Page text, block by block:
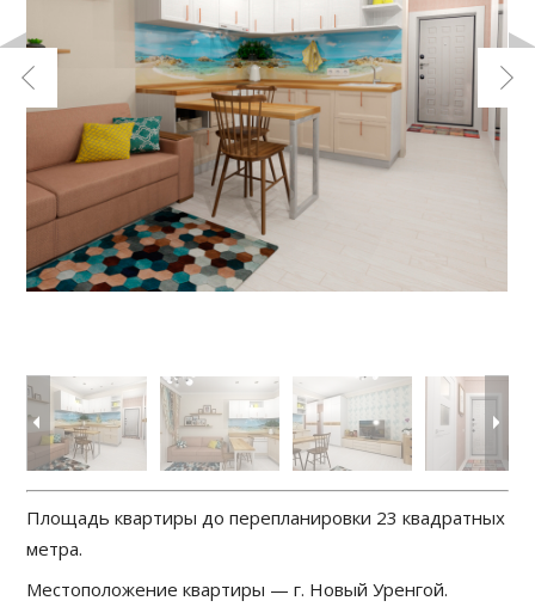
Площадь квартиры до перепланировки 23 квадратных
метра.
Местоположение квартиры — г. Новый Уренгой.